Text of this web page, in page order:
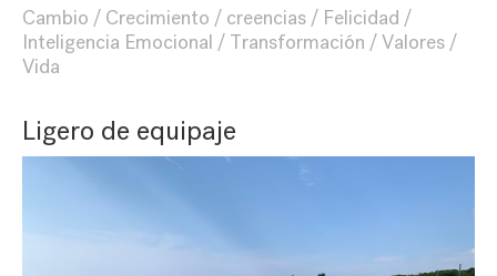
Cambio
Crecimiento creencias
Felicidad
Inteligencia Emocional
Transformación
Valores
Vida
Ligero de equipaje